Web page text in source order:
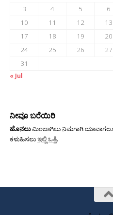
3
4 5 6
10
11 12 13
17
18 19 20
24
25 26 27
31
« Jul
ನೀವೂ ಬರೆಯಿರಿ
ಹೊನಲುಮಿಂಬಾಗಿಲು ನಿಮಗಾಗಿ ಯಾವಾಗಲೂ
ಕಳುಹಿಸಲುಇಲ್ಲಿ ಒತ್ತಿ.